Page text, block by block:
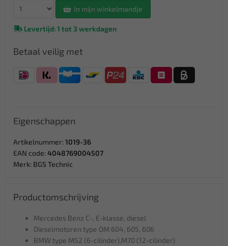
In mijn winkelmandje
Levertijd: 1 tot 3 werkdagen
Betaal veilig met
Eigenschappen
Artikelnummer: 1019-36
EAN code: 4048769004507
Merk: BGS Technic
Productomschrijving
Mercedes Benz C-, E-klasse, diesel
Dieselmotoren type OM 604, 605, 606
BMW type M52 (6-cilinder),M70 (12-cilinder)